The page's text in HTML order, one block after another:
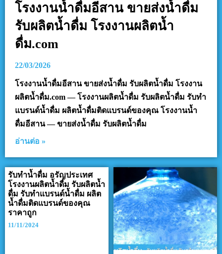
โรงงานน้ำดื่มอีสาน ขายส่งน้ำดื่ม
รับผลิตน้ำดื่ม โรงงานผลิตน้ำ
ดื่ม.com
22/03/2026
โรงงานน้ำดื่มอีสาน ขายส่งน้ำดื่ม รับผลิตน้ำดื่ม โรงงาน
ผลิตน้ำดื่ม.com — โรงงานผลิตน้ำดื่ม รับผลิตน้ำดื่ม รับทำ
แบรนด์น้ำดื่ม ผลิตน้ำดื่มติดแบรนด์ของคุณ โรงงานน้ำ
ดื่มอีสาน — ขายส่งน้ำดื่ม รับผลิตน้ำดื่ม
อ่านต่อ »
รับทำน้ำดื่ม อรัญประเทศ
โรงงานผลิตน้ำดื่ม รับผลิตน้ำ
ดื่ม รับทำแบรนด์น้ำดื่ม ผลิต
น้ำดื่มติดแบรนด์ของคุณ
ราคาถูก
11/11/2024